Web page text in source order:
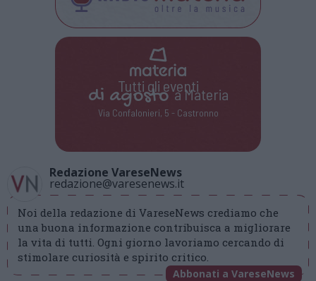
Tutti gli eventi
di agostoa Materia
Via Confalonieri, 5 - Castronno
Redazione VareseNews
redazione@varesenews.it
Noi della redazione di VareseNews crediamo che
una buona informazione contribuisca a migliorare
la vita di tutti. Ogni giorno lavoriamo cercando di
stimolare curiosità e spirito critico.
Abbonati a VareseNews